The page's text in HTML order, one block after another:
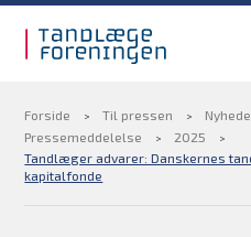
Til tandlæger
Medlemsfordele
Til pressen
Forside Til pressen
Pressemeddelelse
2025
Tandlæger advarer: Danskernes
kapitalfonde